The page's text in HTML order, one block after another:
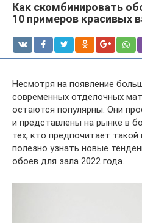
Как скомбинировать
10 примеров красивых
Несмотря на появление
современных отделочных
остаются популярны. Они
и представлены на рынке в
тех, кто предпочитает
полезно узнать новые
обоев для зала 2022 года.